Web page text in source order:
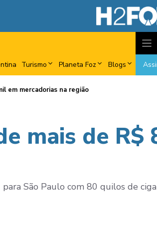
Turismo Planeta Foz Blogs
em mercadorias na região
mais de
São Paulo com 80 quilos de